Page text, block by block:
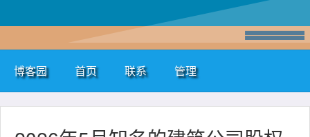
博客园 首页 联系 管理